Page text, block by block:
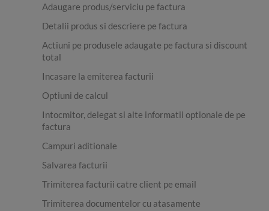
Adaugare produs/serviciu pe factura
Detalii produs si descriere pe factura
Actiuni pe produsele adaugate pe factura si discount
total
Incasare la emiterea facturii
Optiuni de calcul
Intocmitor, delegat si alte informatii optionale de pe
factura
Campuri aditionale
Salvarea facturii
Trimiterea facturii catre client pe email
Trimiterea documentelor cu atasamente